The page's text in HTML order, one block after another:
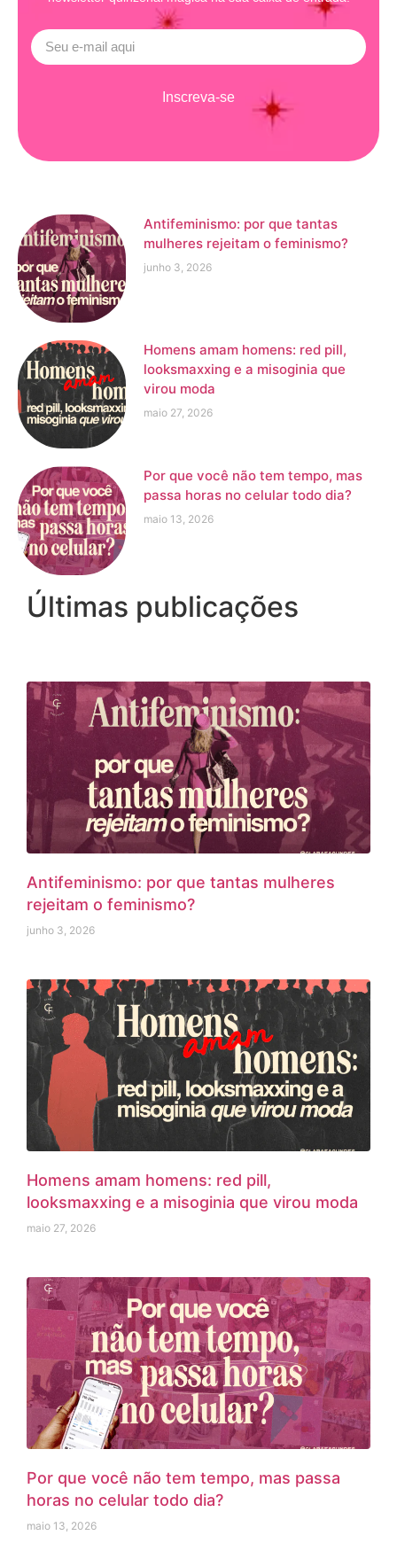
Inscreva-se
Antifeminismo: por que tantas
mulheres rejeitam o feminismo?
junho 3, 2026
Homens amam homens: red pill,
looksmaxxing e a misoginia que
virou moda
maio 27, 2026
Por que você não tem tempo, mas
passa horas no celular todo dia?
maio 13, 2026
Últimas publicações
Antifeminismo: por que tantas mulheres
rejeitam o feminismo?
junho 3, 2026
Homens amam homens: red pill,
looksmaxxing e a misoginia que virou moda
maio 27, 2026
Por que você não tem tempo, mas passa
horas no celular todo dia?
maio 13, 2026